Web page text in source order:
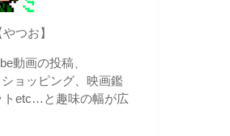
つお】
動画の投稿、
ョッピング、映画鑑
トetc…と趣味の幅が広